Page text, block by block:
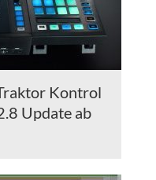
Kontrol
Update ab